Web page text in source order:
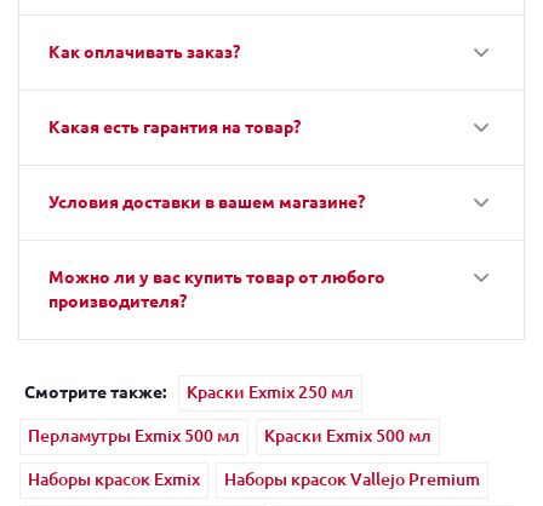
Как оплачивать заказ?
Какая есть гарантия на товар?
Условия доставки в вашем магазине?
Можно ли у вас купить товар от любого
производителя?
Смотрите также:
Краски Exmix 250 мл
Перламутры Exmix 500 мл
Краски Exmix 500 мл
Наборы красок Exmix
Наборы красок Vallejo Premium